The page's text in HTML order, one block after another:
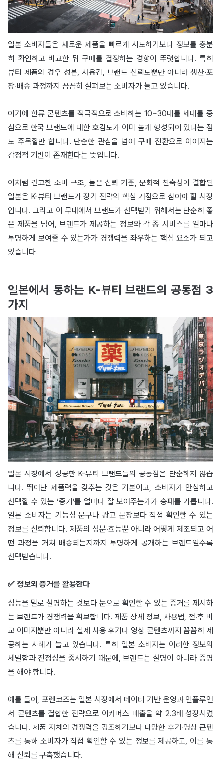
일본 소비자들은 새로운 제품을 빠르게 시도하기보다 정보를 충분
히 확인하고 비교한 뒤 구매를 결정하는 경향이 뚜렷합니다. 특히
뷰티 제품의 경우 성분, 사용감, 브랜드 신뢰도뿐만 아니라 생산∙포
장∙배송 과정까지 꼼꼼히 살펴보는 소비자가 늘고 있습니다.
여기에 한류 콘텐츠를 적극적으로 소비하는 10~30대를 세대를 중
심으로 한국 브랜드에 대한 호감도가 이미 높게 형성되어 있다는 점
도 주목할만 합니다. 단순한 관심을 넘어 구매 전환으로 이어지는
감정적 기반이 존재한다는 뜻입니다.
이처럼 견고한 소비 구조, 높은 신뢰 기준, 문화적 친숙성이 결합된
일본은 K-뷰티 브랜드가 장기 전략의 핵심 거점으로 삼아야 할 시장
입니다. 그리고 이 무대에서 브랜드가 선택받기 위해서는 단순히 좋
은 제품을 넘어, 브랜드가 제공하는 정보와 각 종 서비스를 얼마나
투명하게 보여줄 수 있는가가 경쟁력을 좌우하는 핵심 요소가 되고
있습니다.
일본에서 통하는 K-뷰티 브랜드의 공통점 3
가지
일본 시장에서 성공한 K-뷰티 브랜드들의 공통점은 단순하지 않습
니다. 뛰어난 제품력을 갖추는 것은 기본이고, 소비자가 안심하고
선택할 수 있는 ‘증거’를 얼마나 잘 보여주는가가 승패를 가릅니다.
일본 소비자는 기능성 문구나 광고 문장보다 직접 확인할 수 있는
정보를 신뢰합니다. 제품의 성분∙효능뿐 아니라 어떻게 제조되고 어
떤 과정을 거쳐 배송되는지까지 투명하게 공개하는 브랜드일수록
선택받습니다.
✅ 정보와 증거를 활용한다
성능을 말로 설명하는 것보다 눈으로 확인할 수 있는 증거를 제시하
는 브랜드가 경쟁력을 확보합니다. 제품 상세 정보, 사용법, 전∙후 비
교 이미지뿐만 아니라 실제 사용 후기나 영상 콘텐츠까지 꼼꼼히 제
공하는 사례가 늘고 있습니다. 특히 일본 소비자는 이러한 정보의
세밀함과 진정성을 중시하기 때문에, 브랜드는 설명이 아니라 증명
을 해야 합니다.
예를 들어, 포렌코즈는 일본 시장에서 데이터 기반 운영과 인플루언
서 콘텐츠를 결합한 전략으로 이커머스 매출을 약 2.3배 성장시켰
습니다. 제품 자체의 경쟁력을 강조하기보다 다양한 후기∙영상 콘텐
츠를 통해 소비자가 직접 확인할 수 있는 정보를 제공하고, 이를 통
해 신뢰를 구축했습니다.